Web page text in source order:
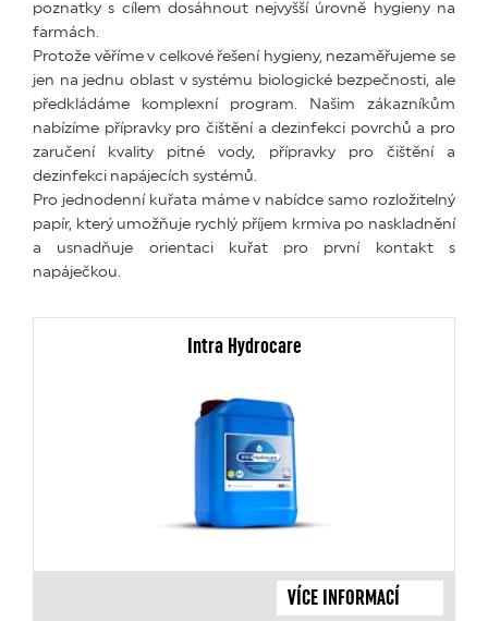
poznatky s cílem dosáhnout nejvyšší úrovně hygieny na
farmách.
Protože věříme v celkové řešení hygieny, nezaměřujeme se
jen na jednu oblast v systému biologické bezpečnosti, ale
předkládáme komplexní program. Našim zákazníkům
nabízíme přípravky pro čištění a dezinfekci povrchů a pro
zaručení kvality pitné vody, přípravky pro čištění a
dezinfekci napájecích systémů.
Pro jednodenní kuřata máme v nabídce samo rozložitelný
papír, který umožňuje rychlý příjem krmiva po naskladnění
a usnadňuje orientaci kuřat pro první kontakt s
napáječkou.
Intra Hydrocare
VÍCE INFORMACÍ